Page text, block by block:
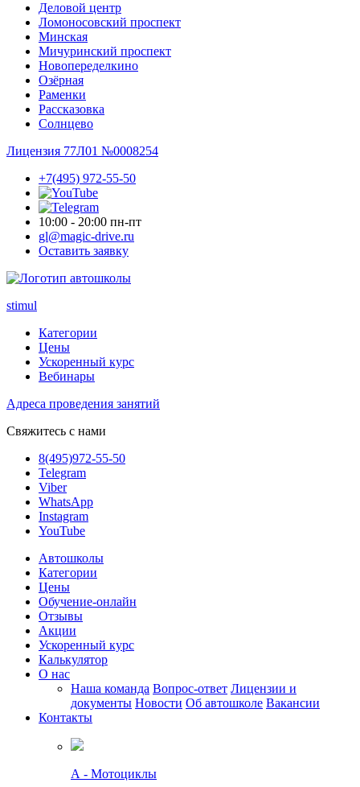
Деловой центр
Ломоносовский проспект
Минская
Мичуринский проспект
Новопере­делкино
Озёрная
Раменки
Рассказовка
Солнцево
Лицензия 77Л01 №0008254
+7(495) 972-55-50
10:00 - 20:00 пн-пт
gl@magic-drive.ru
Оставить заявку
stimul
Категории
Цены
Ускоренный курс
Вебинары
Адреса проведения занятий
Свяжитесь с нами
8(495)972-55-50
Telegram
Viber
WhatsApp
Instagram
YouTube
Автошколы
Категории
Цены
Обучение-онлайн
Отзывы
Акции
Ускоренный курс
Калькулятор
О нас
Наша команда Вопрос-ответ Лицензии и
документы Новости Об автошколе Вакансии
Контакты
А - Мотоциклы